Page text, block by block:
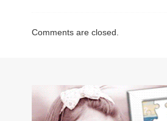
Comments are closed.